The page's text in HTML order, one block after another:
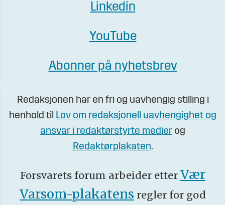
Linkedin
YouTube
Abonner på nyhetsbrev
Redaksjonen har en fri og uavhengig stilling i
henhold til Lov om redaksjonell uavhengighet og
ansvar i redaktørstyrte medier og
Redaktørplakaten.
Forsvarets forum arbeider etter Vær
Varsom-plakatens regler for god